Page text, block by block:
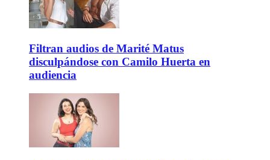
Filtran audios de Marité Matus
disculpándose con Camilo Huerta en
audiencia